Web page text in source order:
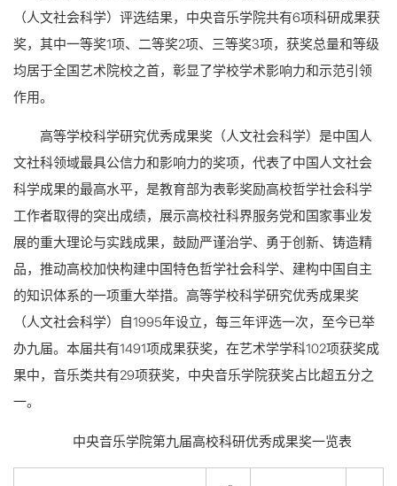
（人文社会科学）评选结果，中央音乐学院共有6项科研成果获
奖，其中一等奖1项、二等奖2项、三等奖3项，获奖总量和等级
均居于全国艺术院校之首，彰显了学校学术影响力和示范引领
作用。
高等学校科学研究优秀成果奖（人文社会科学）是中国人
文社科领域最具公信力和影响力的奖项，代表了中国人文社会
科学成果的最高水平，是教育部为表彰奖励高校哲学社会科学
工作者取得的突出成绩，展示高校社科界服务党和国家事业发
展的重大理论与实践成果，鼓励严谨治学、勇于创新、铸造精
品，推动高校加快构建中国特色哲学社会科学、建构中国自主
的知识体系的一项重大举措。高等学校科学研究优秀成果奖
（人文社会科学）自1995年设立，每三年评选一次，至今已举
办九届。本届共有1491项成果获奖，在艺术学学科102项获奖成
果中，音乐类共有29项获奖，中央音乐学院获奖占比超五分之
一。
中央音乐学院第九届高校科研优秀成果奖一览表